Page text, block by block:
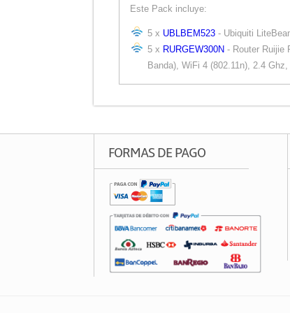
Este Pack incluye:
5 x UBLBEM523- Ubiquiti
5 x RURGEW300N- Router Ruijie
Banda), WiFi 4 (802.11n), 2.4
FORMAS DE PAGO